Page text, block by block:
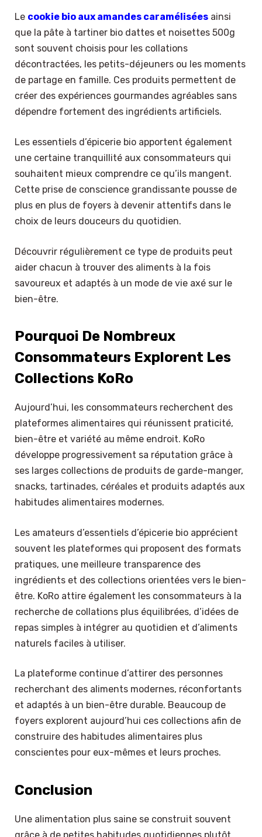
Le cookie bio aux amandes caramélisées ainsi
que la pâte à tartiner bio dattes et noisettes 500g
sont souvent choisis pour les collations
décontractées, les petits-déjeuners ou les moments
de partage en famille. Ces produits permettent de
créer des expériences gourmandes agréables sans
dépendre fortement des ingrédients artificiels.
Les essentiels d’épicerie bio apportent également
une certaine tranquillité aux consommateurs qui
souhaitent mieux comprendre ce qu’ils mangent.
Cette prise de conscience grandissante pousse de
plus en plus de foyers à devenir attentifs dans le
choix de leurs douceurs du quotidien.
Découvrir régulièrement ce type de produits peut
aider chacun à trouver des aliments à la fois
savoureux et adaptés à un mode de vie axé sur le
bien-être.
Pourquoi De Nombreux
Consommateurs Explorent Les
Collections KoRo
Aujourd’hui, les consommateurs recherchent des
plateformes alimentaires qui réunissent praticité,
bien-être et variété au même endroit. KoRo
développe progressivement sa réputation grâce à
ses larges collections de produits de garde-manger,
snacks, tartinades, céréales et produits adaptés aux
habitudes alimentaires modernes.
Les amateurs d’essentiels d’épicerie bio apprécient
souvent les plateformes qui proposent des formats
pratiques, une meilleure transparence des
ingrédients et des collections orientées vers le bien-
être. KoRo attire également les consommateurs à la
recherche de collations plus équilibrées, d’idées de
repas simples à intégrer au quotidien et d’aliments
naturels faciles à utiliser.
La plateforme continue d’attirer des personnes
recherchant des aliments modernes, réconfortants
et adaptés à un bien-être durable. Beaucoup de
foyers explorent aujourd’hui ces collections afin de
construire des habitudes alimentaires plus
conscientes pour eux-mêmes et leurs proches.
Conclusion
Une alimentation plus saine se construit souvent
Select Language ×